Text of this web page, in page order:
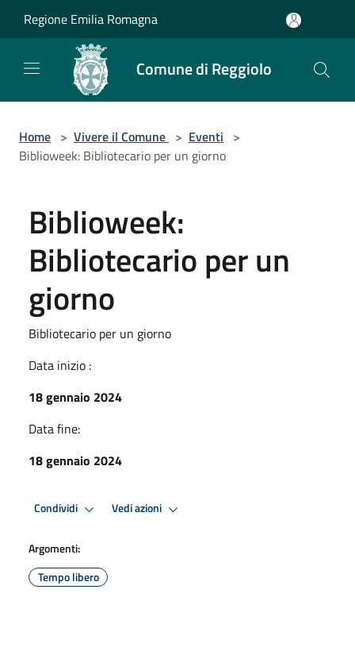
Regione Emilia Romagna
Comune di Reggiolo
Home > Vivere il Comune > Eventi >
Biblioweek: Bibliotecario per un giorno
Biblioweek:
Bibliotecario per un
giorno
Bibliotecario per un giorno
Data inizio :
18 gennaio 2024
Data fine:
18 gennaio 2024
Condividi Vedi azioni
Argomenti:
Tempo libero